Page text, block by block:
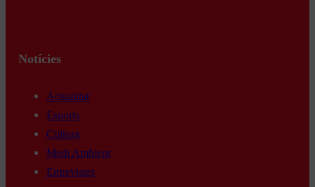
Notícies
Actualitat
Esports
Cultura
Medi Ambient
Entrevistes